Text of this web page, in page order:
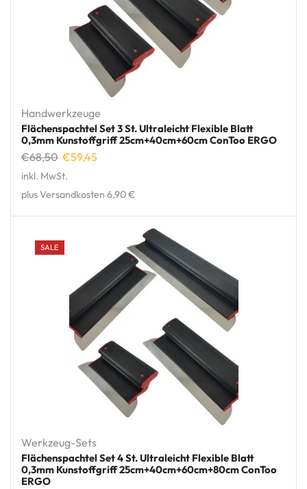
Handwerkzeuge
Flächenspachtel Set 3 St. Ultraleicht Flexible Blatt
0,3mm Kunstoffgriff 25cm+40cm+60cm ConToo ERGO
€68,50 €59,45
inkl. MwSt.
plus Versandkosten 6,90 €
SALE
Werkzeug-Sets
Flächenspachtel Set 4 St. Ultraleicht Flexible Blatt
0,3mm Kunstoffgriff 25cm+40cm+60cm+80cm ConToo
ERGO